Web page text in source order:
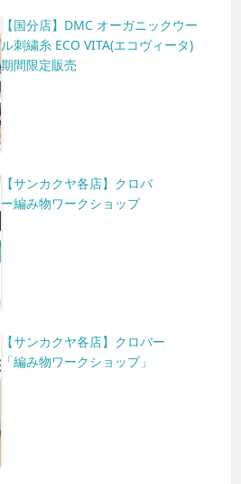
【国分店】DMC オーガニックウー
ル刺繍糸 ECO VITA(エコヴィータ)
期間限定販売
【サンカクヤ各店】クロバ
ー編み物ワークショップ
【サンカクヤ各店】クロバー
「編み物ワークショップ」